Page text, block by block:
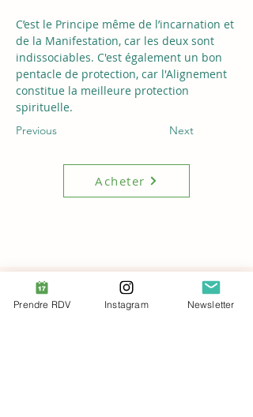
C’est le Principe même de l’incarnation et
de la Manifestation, car les deux sont
indissociables. C'est également un bon
pentacle de protection, car l'Alignement
constitue la meilleure protection
spirituelle.
Previous Next
Acheter
A propos de mes
Prendre RDV Instagram Newsletter